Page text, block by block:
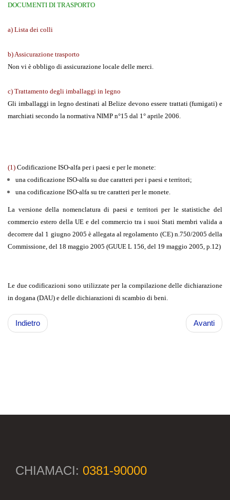
DOCUMENTI DI TRASPORTO
a) Lista dei colli
b) Assicurazione trasporto
Non vi è obbligo di assicurazione locale delle merci.
c) Trattamento degli imballaggi in legno
Gli imballaggi in legno destinati al Belize devono essere trattati (fumigati) e
marchiati secondo la normativa NIMP n°15 dal 1° aprile 2006.
(1) Codificazione ISO-alfa per i paesi e per le monete:
una codificazione ISO-alfa su due caratteri per i paesi e territori;
una codificazione ISO-alfa su tre caratteri per le monete.
La versione della nomenclatura di paesi e territori per le statistiche del
commercio estero della UE e del commercio tra i suoi Stati membri valida a
decorrere dal 1 giugno 2005 è allegata al regolamento (CE) n.750/2005 della
Commissione, del 18 maggio 2005 (GUUE L 156, del 19 maggio 2005, p.12)
Le due codificazioni sono utilizzate per la compilazione delle dichiarazione
in dogana (DAU) e delle dichiarazioni di scambio di beni.
Indietro Avanti
CHIAMACI: 0381-90000